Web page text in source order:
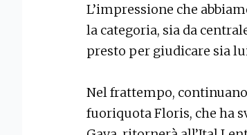
L’impressione che
la categoria, sia da
presto per giudicare sia
Nel frattempo,
fuoriquota Floris, che ha